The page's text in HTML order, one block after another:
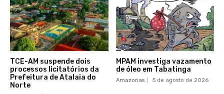
TCE-AM suspende dois
processos licitatórios da
Prefeitura de Atalaia do
Norte
MPAM investiga vazamento
de óleo em Tabatinga
Amazonas 5 de agosto de 2026